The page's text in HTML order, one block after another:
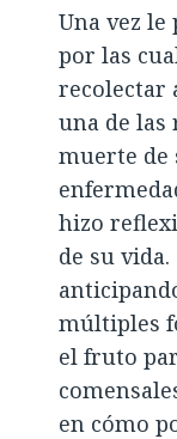
Una vez
por las
recolectar
una de las
muerte de
hizo
de su
múltiples
el fruto
en cómo